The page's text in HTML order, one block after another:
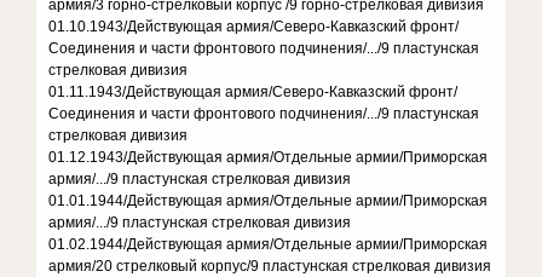
армия/3 горно-стрелковый корпус /9 горно-стрелковая дивизия
01.10.1943/Действующая армия/Северо-Кавказский фронт/
Соединения и части фронтового подчинения/.../9 пластунская
стрелковая дивизия
01.11.1943/Действующая армия/Северо-Кавказский фронт/
Соединения и части фронтового подчинения/.../9 пластунская
стрелковая дивизия
01.12.1943/Действующая армия/Отдельные армии/Приморская
армия/.../9 пластунская стрелковая дивизия
01.01.1944/Действующая армия/Отдельные армии/Приморская
армия/.../9 пластунская стрелковая дивизия
01.02.1944/Действующая армия/Отдельные армии/Приморская
армия/20 стрелковый корпус/9 пластунская стрелковая дивизия